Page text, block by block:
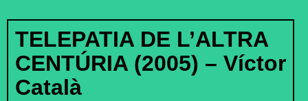
TELEPATIA DE L’ALTRA
CENTÚRIA (2005) – Víctor
Català